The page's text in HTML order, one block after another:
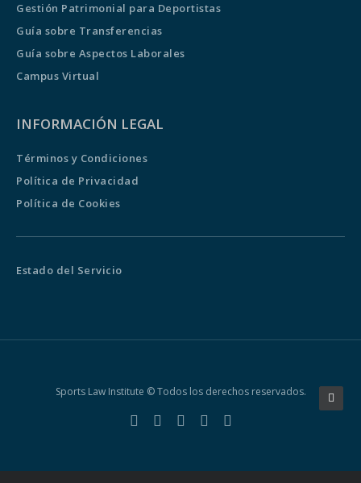
Gestión Patrimonial para Deportistas
Guía sobre Transferencias
Guía sobre Aspectos Laborales
Campus Virtual
INFORMACIÓN LEGAL
Términos y Condiciones
Política de Privacidad
Política de Cookies
Estado del Servicio
Sports Law Institute © Todos los derechos reservados.